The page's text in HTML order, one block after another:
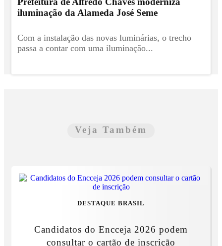
iluminação da Alameda José Seme
Com a instalação das novas luminárias, o trecho
passa a contar com uma iluminação...
Veja Também
DESTAQUE BRASIL
Candidatos do Encceja 2026 podem
consultar o cartão de inscrição